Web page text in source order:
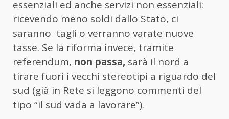
essenziali ed anche servizi non essenziali:
ricevendo meno soldi dallo Stato, ci
saranno tagli o verranno varate nuove
tasse. Se la riforma invece, tramite
referendum, non passa, sarà il nord a
tirare fuori i vecchi stereotipi a riguardo del
sud (già in Rete si leggono commenti del
tipo “il sud vada a lavorare”).